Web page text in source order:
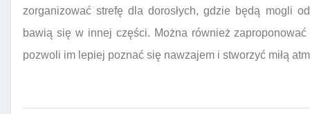
zorganizować strefę dla dorosłych, gdzie będą mogli
bawią się w innej części. Można również
pozwoli im lepiej poznać się nawzajem i stworzyć miłą